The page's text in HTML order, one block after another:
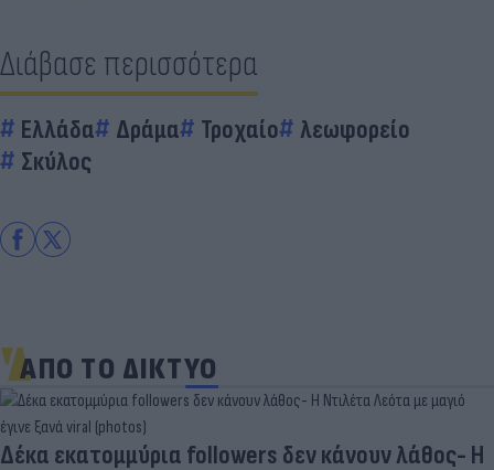
Διάβασε περισσότερα
Ελλάδα Δράμα Τροχαίο
λεωφορείο
Σκύλος
ΑΠΟ ΤΟ ΔΙΚΤΥΟ